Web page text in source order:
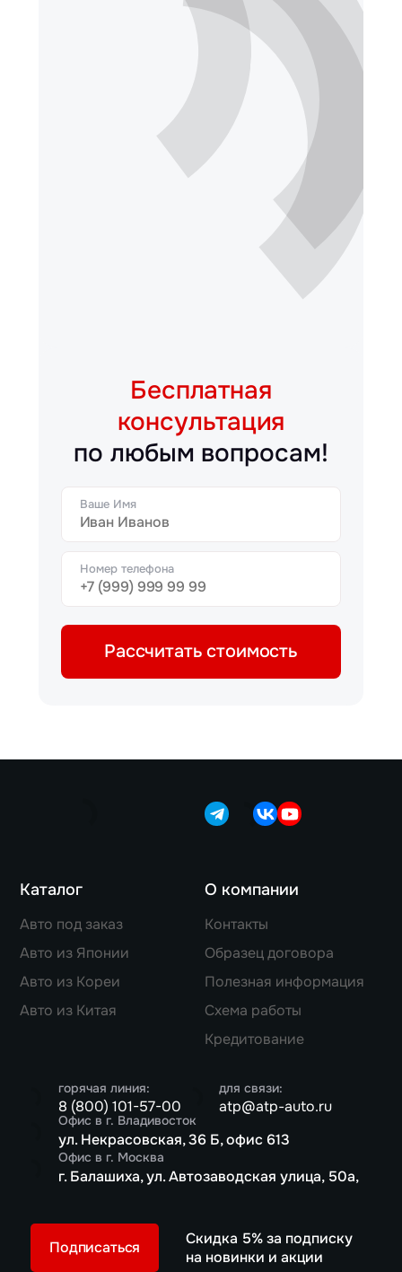
Бесплатная
консультация
по любым вопросам!
Ваше Имя
Номер телефона
Рассчитать стоимость
Каталог
Авто под заказ
Авто из Японии
Авто из Кореи
Авто из Китая
О компании
Контакты
Образец договора
Полезная информация
Схема работы
Кредитование
горячая линия:
8 (800) 101-57-00
для связи:
atp@atp-auto.ru
Офис в г. Владивосток
ул. Некрасовская, 36 Б, офис 613
Офис в г. Москва
г. Балашиха, ул. Автозаводская улица, 50а,
Скидка 5% за подписку
на новинки и акции
Подписаться